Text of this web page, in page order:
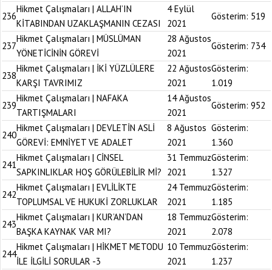
236
Hikmet Çalışmaları | ALLAH’IN
KİTABINDAN UZAKLAŞMANIN CEZASI
4 Eylül
2021
Gösterim: 519
237
Hikmet Çalışmaları | MÜSLÜMAN
YÖNETİCİNİN GÖREVİ
28 Ağustos
2021
Gösterim: 734
238
Hikmet Çalışmaları | İKİ YÜZLÜLERE
KARŞI TAVRIMIZ
22 Ağustos
2021
Gösterim:
1.019
239
Hikmet Çalışmaları | NAFAKA
TARTIŞMALARI
14 Ağustos
2021
Gösterim: 952
240
Hikmet Çalışmaları | DEVLETİN ASLİ
GÖREVİ: EMNİYET VE ADALET
8 Ağustos
2021
Gösterim:
1.360
241
Hikmet Çalışmaları | CİNSEL
SAPKINLIKLAR HOŞ GÖRÜLEBİLİR Mİ?
31 Temmuz
2021
Gösterim:
1.327
242
Hikmet Çalışmaları | EVLİLİKTE
TOPLUMSAL VE HUKUKİ ZORLUKLAR
24 Temmuz
2021
Gösterim:
1.185
243
Hikmet Çalışmaları | KUR’AN’DAN
BAŞKA KAYNAK VAR MI?
18 Temmuz
2021
Gösterim:
2.078
244
Hikmet Çalışmaları | HİKMET METODU
İLE İLGİLİ SORULAR -3
10 Temmuz
2021
Gösterim:
1.237